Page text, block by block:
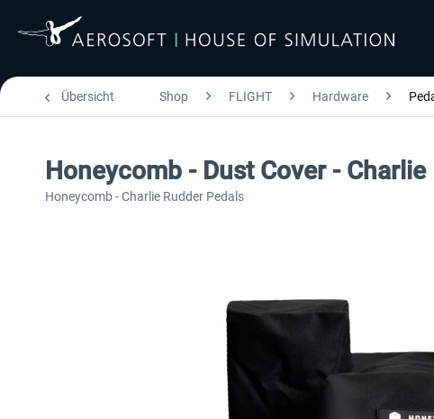
Übersicht Shop FLIGHT Hardware
Honeycomb - Dust Cover -
Honeycomb - Charlie Rudder Pedals